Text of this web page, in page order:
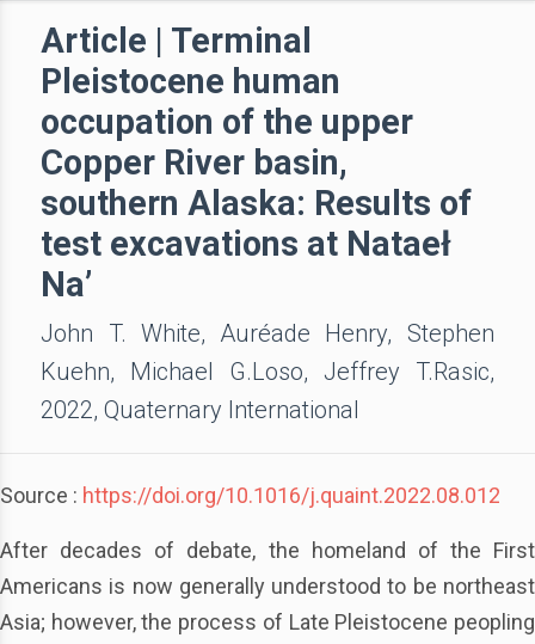
Article | Terminal
Pleistocene human
occupation of the upper
Copper River basin,
southern Alaska: Results of
test excavations at Nataeł
Na’
John T. White, Auréade Henry, Stephen
Kuehn, Michael G.Loso, Jeffrey T.Rasic,
2022, Quaternary International
Source : https://doi.org/10.1016/j.quaint.2022.08.012
After decades of debate, the homeland of the First
Americans is now generally understood to be northeast
Asia; however, the process of Late Pleistocene peopling